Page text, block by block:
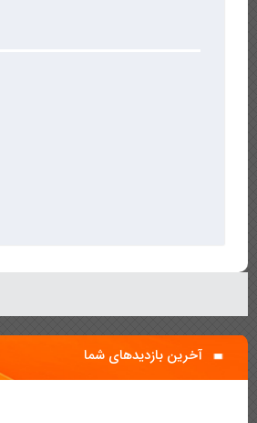
آخرین بازدیدهای شما